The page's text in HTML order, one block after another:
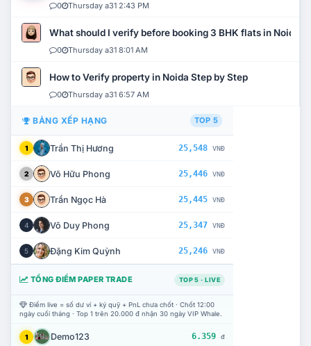
0 Thursday a31 2:43 PM
What should I verify before booking 3 BHK flats in Noida?
0 Thursday a31 8:01 AM
How to Verify property in Noida Step by Step
0 Thursday a31 6:57 AM
BẢNG XẾP HẠNG TOP 5
1 Trần Thị Hương 25,548 VNĐ
2 Võ Hữu Phong 25,446 VNĐ
3 Trần Ngọc Hà 25,445 VNĐ
4 Võ Duy Phong 25,347 VNĐ
5 Đặng Kim Quỳnh 25,246 VNĐ
TỔNG ĐIỂM PAPER TRADE TOP 5 · LIVE
Điểm live = số dư ví + ký quỹ + PnL chưa chốt · Chốt 12:00
ngày cuối tháng · Top 1 trên 20.000 đ nhận 30 ngày VIP Whale.
1 Demo123 6.359 đ